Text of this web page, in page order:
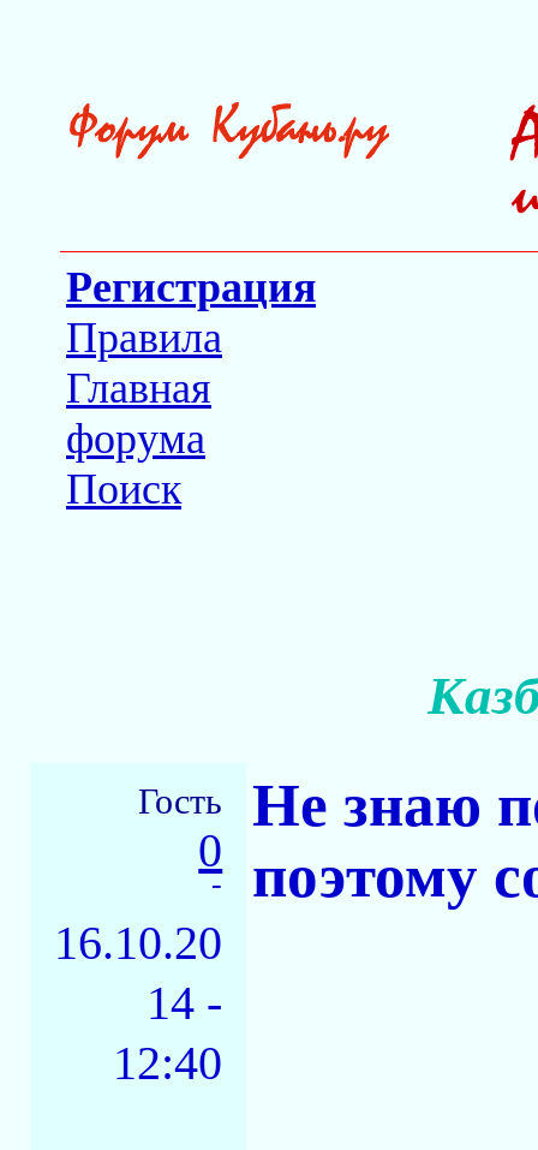
Регистрация
Правила
Главная
форума
Поиск
Гость
0
-
16.10.20
14 -
12:40
Не знаю
поэтому